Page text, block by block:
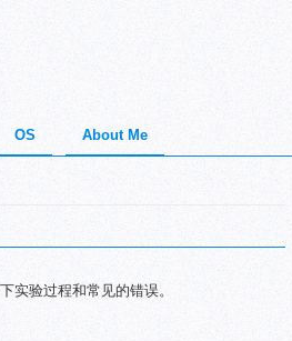
OS About Me
实验过程和常见的错误。